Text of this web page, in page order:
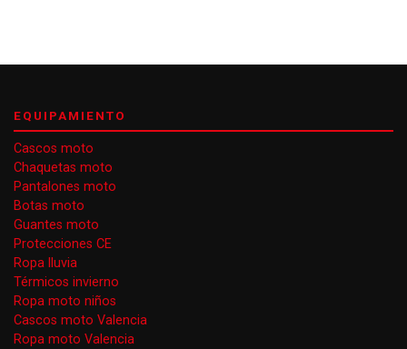
EQUIPAMIENTO
Cascos moto
Chaquetas moto
Pantalones moto
Botas moto
Guantes moto
Protecciones CE
Ropa lluvia
Térmicos invierno
Ropa moto niños
Cascos moto Valencia
Ropa moto Valencia